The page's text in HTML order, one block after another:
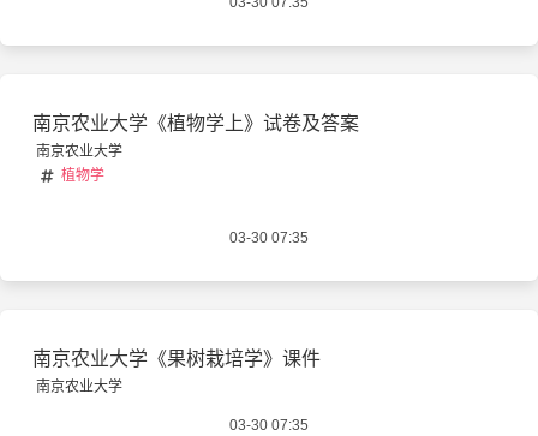
南京农业大学《植物学上》试卷及答案
南京农业大学
植物学
03-30 07:35
南京农业大学《果树栽培学》课件
南京农业大学
03-30 07:35